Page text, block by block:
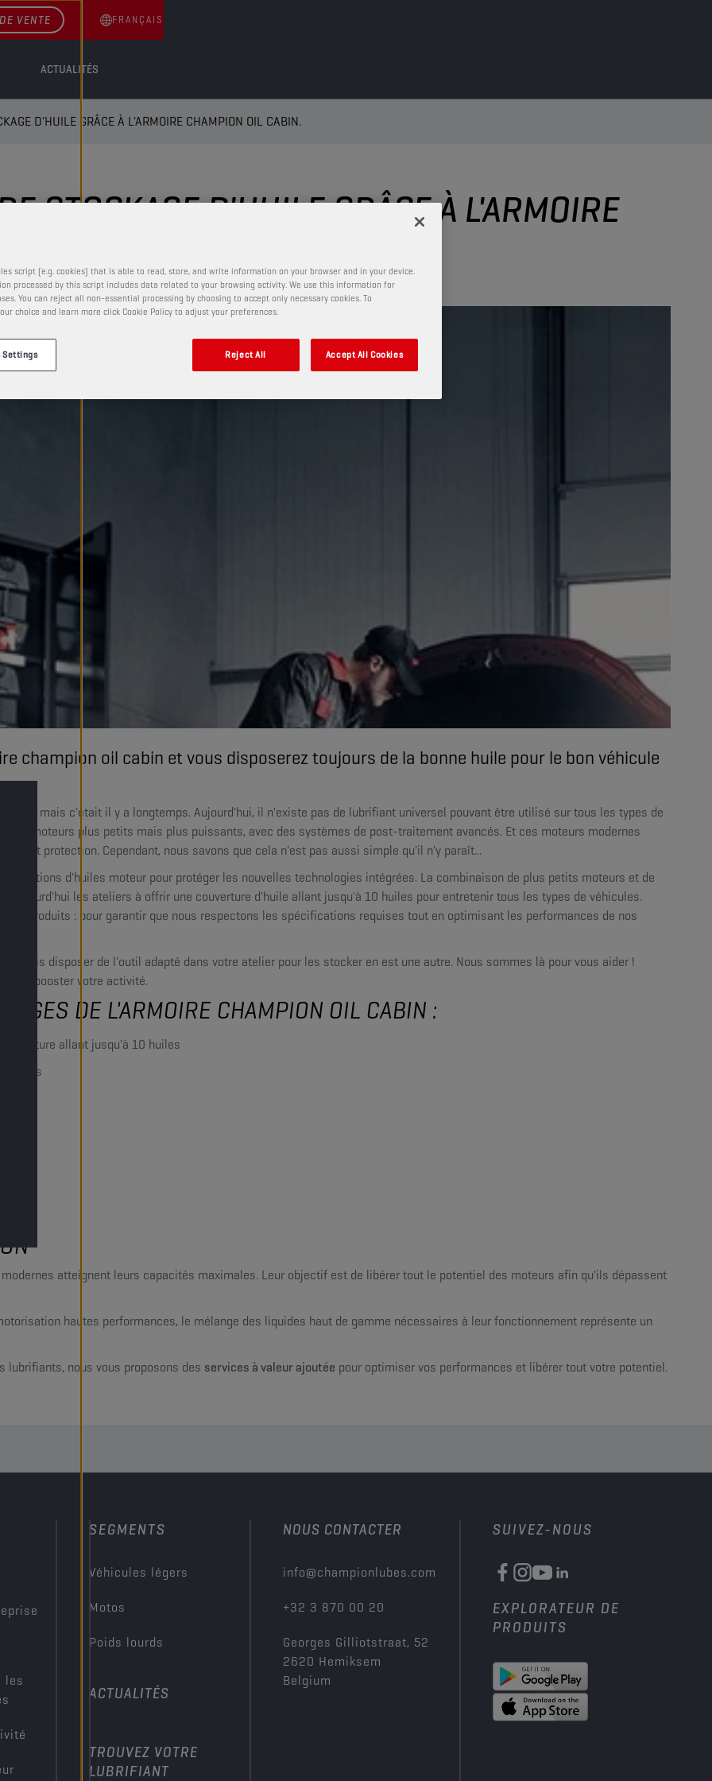
ACTUALITÉS
VENTE FRANÇAIS
D'HUILE GRÂCE À L'ARMOIRE CHAMPION OIL CABIN.
STOCKAGE D'HUILE GRÂCE À L'ARMOIRE
champion oil cabin et vous disposerez toujours de la bonne huile pour le bon véhicule
mais c'était il y a longtemps. Aujourd'hui, il n'existe pas de lubrifiant universel pouvant être utilisé sur tous les types de
moteurs plus petits mais plus puissants, avec des systèmes de post-traitement avancés. Et ces moteurs modernes
et protection. Cependant, nous savons que cela n'est pas aussi simple qu'il n'y paraît...
d'huiles moteur pour protéger les nouvelles technologies intégrées. La combinaison de plus petits moteurs et de
aujourd'hui les ateliers à offrir une couverture d'huile allant jusqu'à 10 huiles pour entretenir tous les types de véhicules.
de produits : pour garantir que nous respectons les spécifications requises tout en optimisant les performances de nos
mais disposer de l'outil adapté dans votre atelier pour les stocker en est une autre. Nous sommes là pour vous aider !
pour booster votre activité.
DE L'ARMOIRE CHAMPION OIL CABIN :
allant jusqu'à 10 huiles
!
atteignent leurs capacités maximales. Leur objectif est de libérer tout le potentiel des moteurs afin qu'ils dépassent
hautes performances, le mélange des liquides haut de gamme nécessaires à leur fonctionnement représente un
lubrifiants, nous vous proposons des services à valeur ajoutée pour optimiser vos performances et libérer tout votre potentiel.
les
SEGMENTS
Véhicules légers
Motos
Poids lourds
ACTUALITÉS
TROUVEZ VOTRE
LUBRIFIANT
NOUS CONTACTER
info@championlubes.com
+32 3 870 00 20
Georges Gilliotstraat, 52
2620 Hemiksem
Belgium
SUIVEZ-NOUS
EXPLORATEUR DE
PRODUITS
script (e.g. cookies) that is able to read, store, and write information on your browser and in your device.
processed by this script includes data related to your browsing activity. We use this information for
You can reject all non-essential processing by choosing to accept only necessary cookies. To
choice and learn more click Cookie Policy to adjust your preferences.
Settings Reject All Accept All Cookies